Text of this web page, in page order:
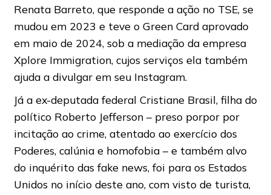
Renata Barreto, que responde a ação no TSE, se
mudou em 2023 e teve o Green Card aprovado
em maio de 2024, sob a mediação da empresa
Xplore Immigration, cujos serviços ela também
ajuda a divulgar em seu Instagram.
Já a ex-deputada federal Cristiane Brasil, filha do
político Roberto Jefferson – preso porpor por
incitação ao crime, atentado ao exercício dos
Poderes, calúnia e homofobia – e também alvo
do inquérito das fake news, foi para os Estados
Unidos no início deste ano, com visto de turista,